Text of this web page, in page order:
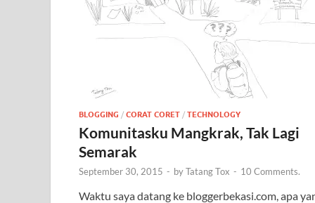
BLOGGING / CORAT CORET / TECHNOLOGY
Komunitasku Mangkrak, Tak Lagi
Semarak
September 30, 2015 - byTatang Tox - 10 Comments.
Waktu saya datang ke bloggerbekasi.com, apa